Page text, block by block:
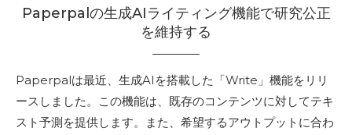
Paperpalの生成AIライティング機能で研究公正
を維持する
Paperpalは最近、生成AIを搭載した「Write」機能をリリ
ースしました。この機能は、既存のコンテンツに対してテキ
スト予測を提供します。また、希望するアウトプットに合わ